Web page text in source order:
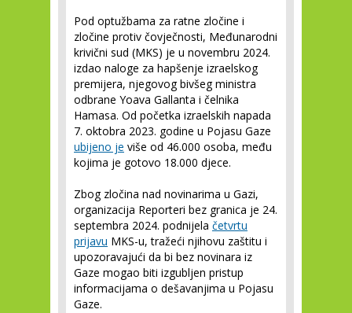
Pod optužbama za ratne zločine i
zločine protiv čovječnosti, Međunarodni
krivični sud (MKS) je u novembru 2024.
izdao naloge za hapšenje izraelskog
premijera, njegovog bivšeg ministra
odbrane Yoava Gallanta i čelnika
Hamasa. Od početka izraelskih napada
7. oktobra 2023. godine u Pojasu Gaze
ubijeno je više od 46.000 osoba, među
kojima je gotovo 18.000 djece.
Zbog zločina nad novinarima u Gazi,
organizacija Reporteri bez granica je 24.
septembra 2024. podnijela četvrtu
prijavu MKS-u, tražeći njihovu zaštitu i
upozoravajući da bi bez novinara iz
Gaze mogao biti izgubljen pristup
informacijama o dešavanjima u Pojasu
Gaze.